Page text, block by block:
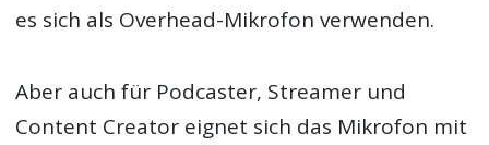
es sich als Overhead-Mikrofon verwenden.
Aber auch für Podcaster, Streamer und
Content Creator eignet sich das Mikrofon mit